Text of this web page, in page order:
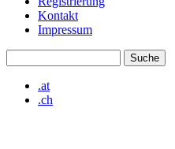
Kontakt
Impressum
.at
.ch